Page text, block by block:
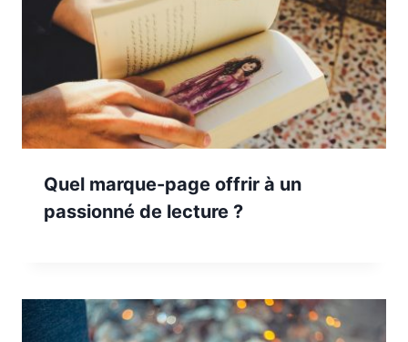
Quel marque-page offrir à un
passionné de lecture ?